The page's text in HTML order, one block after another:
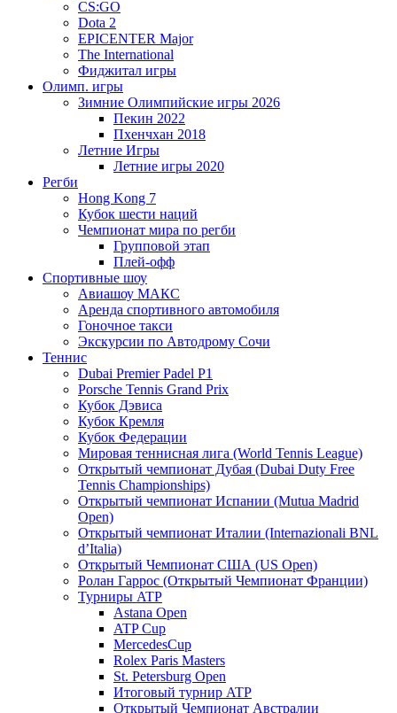
CS:GO
Dota 2
EPICENTER Major
The International
Фиджитал игры
Олимп. игры
Зимние Олимпийские игры 2026
Пекин 2022
Пхенчхан 2018
Летние Игры
Летние игры 2020
Регби
Hong Kong 7
Кубок шести наций
Чемпионат мира по регби
Групповой этап
Плей-офф
Спортивные шоу
Авиашоу МАКС
Аренда спортивного автомобиля
Гоночное такси
Экскурсии по Автодрому Сочи
Теннис
Dubai Premier Padel P1
Porsche Tennis Grand Prix
Кубок Дэвиса
Кубок Кремля
Кубок Федерации
Мировая теннисная лига (World Tennis League)
Открытый чемпионат Дубая (Dubai Duty Free
Tennis Championships)
Открытый чемпионат Испании (Mutua Madrid
Open)
Открытый чемпионат Италии (Internazionali BNL
d’Italia)
Открытый Чемпионат США (US Open)
Ролан Гаррос (Открытый Чемпионат Франции)
Турниры ATP
Astana Open
ATP Cup
MercedesCup
Rolex Paris Masters
St. Petersburg Open
Итоговый турнир ATP
Открытый Чемпионат Австралии